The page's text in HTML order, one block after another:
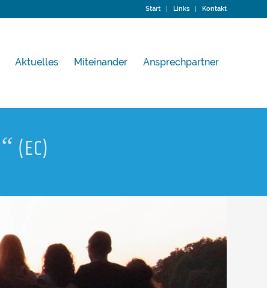
Start Links Kontakt
Aktuelles Miteinander Ansprechpartner
“ (EC)